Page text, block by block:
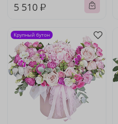
5 510 ₽
Крупный бутон